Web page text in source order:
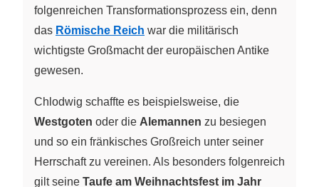
folgenreichen Transformationsprozess ein, denn
das Römische Reich war die militärisch
wichtigste Großmacht der europäischen Antike
gewesen.
Chlodwig schaffte es beispielsweise, die
Westgoten oder die Alemannen zu besiegen
und so ein fränkisches Großreich unter seiner
Herrschaft zu vereinen. Als besonders folgenreich
gilt seine Taufe am Weihnachtsfest im Jahr